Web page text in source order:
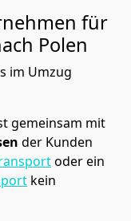
für
Polen
im Umzug
gemeinsam mit
der Kunden
oder ein
kein